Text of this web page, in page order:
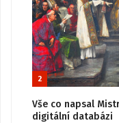
2
Vše co napsal
digitální databázi